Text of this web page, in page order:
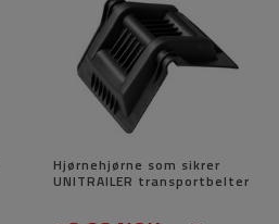
Hjørnehjørne som sikrer
UNITRAILER transportbelter